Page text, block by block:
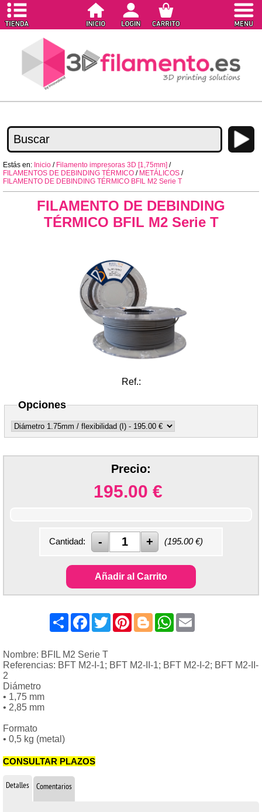
Estás en: Inicio / Filamento impresoras 3D [1,75mm] /
FILAMENTOS DE DEBINDING TÉRMICO / METÁLICOS /
FILAMENTO DE DEBINDING TÉRMICO BFIL M2 Serie T
FILAMENTO DE DEBINDING
TÉRMICO BFIL M2 Serie T
Ref.:
Opciones
Precio:
195.00 €
Cantidad: (195.00€)
Añadir al Carrito
ShareFacebook
TwitterPinterest
BloggerWhatsApp
Nombre: BFIL M2 Serie T
Referencias: BFT M2-I-1; BFT M2-II-1; BFT M2-I-2; BFT M2-II-
2
Diámetro
• 1,75 mm
• 2,85 mm
Formato
• 0,5 kg (metal)
CONSULTAR PLAZOS
Detalles Comentarios